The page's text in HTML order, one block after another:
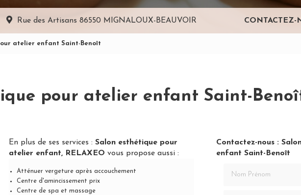
Rue des Artisans 86550 MIGNALOUX-BEAUVOIR CONTACTEZ-
atelier enfant Saint-Benoît
pour atelier enfant Saint-
En plus de ses services : Salon esthétique pour
atelier enfant, RELAXEO vous propose aussi :
Atténuer vergeture après accouchement
Centre d'amincissement prix
Centre de spa et massage
Contactez-nous :
enfant Saint-Benoît